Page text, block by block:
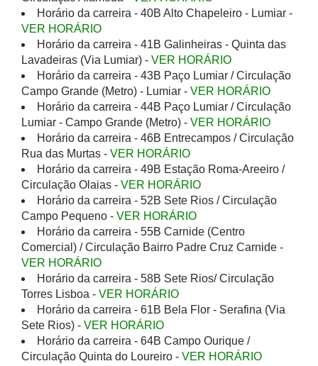
Horário da carreira - 40B Alto Chapeleiro - Lumiar -
VER HORÁRIO
Horário da carreira - 41B Galinheiras - Quinta das
Lavadeiras (Via Lumiar) - VER HORÁRIO
Horário da carreira - 43B Paço Lumiar / Circulação
Campo Grande (Metro) - Lumiar - VER HORÁRIO
Horário da carreira - 44B Paço Lumiar / Circulação
Lumiar - Campo Grande (Metro) - VER HORÁRIO
Horário da carreira - 46B Entrecampos / Circulação
Rua das Murtas - VER HORÁRIO
Horário da carreira - 49B Estação Roma-Areeiro /
Circulação Olaias - VER HORÁRIO
Horário da carreira - 52B Sete Rios / Circulação
Campo Pequeno - VER HORÁRIO
Horário da carreira - 55B Carnide (Centro
Comercial) / Circulação Bairro Padre Cruz Carnide -
VER HORÁRIO
Horário da carreira - 58B Sete Rios/ Circulação
Torres Lisboa - VER HORÁRIO
Horário da carreira - 61B Bela Flor - Serafina (Via
Sete Rios) - VER HORÁRIO
Horário da carreira - 64B Campo Ourique /
Circulação Quinta do Loureiro - VER HORÁRIO